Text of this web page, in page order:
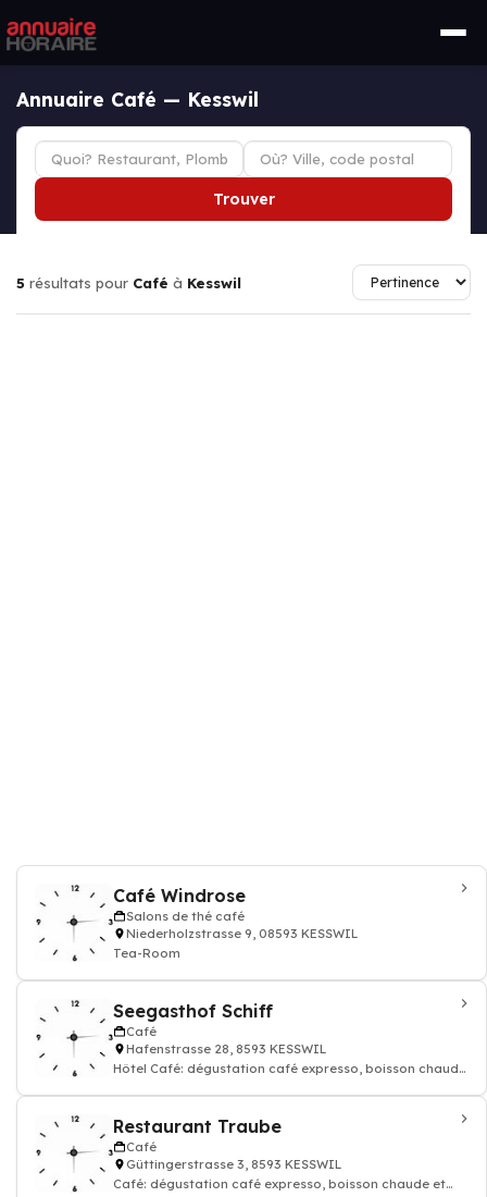
Annuaire Café — Kesswil
Trouver
5 résultats pour Café à Kesswil
Café Windrose
Salons de thé café
Niederholzstrasse 9, 08593 KESSWIL
Tea-Room
Seegasthof Schiff
Café
Hafenstrasse 28, 8593 KESSWIL
Hôtel Café: dégustation café expresso, boisson chaude
Restaurant Traube
Café
Güttingerstrasse 3, 8593 KESSWIL
Café: dégustation café expresso, boisson chaude et